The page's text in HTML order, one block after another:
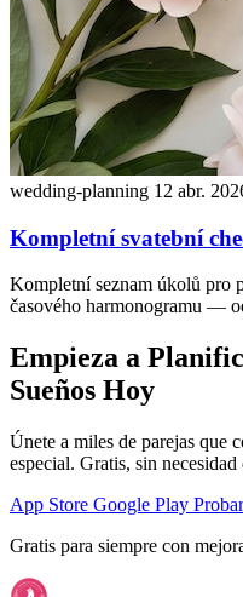
wedding-planning 12 abr.
Kompletní svatební
Kompletní seznam úkolů pro
časového harmonogramu —
Empieza a
Sueños Hoy
Únete a miles de parejas que
especial. Gratis, sin
App Store Google Play
Gratis para siempre con